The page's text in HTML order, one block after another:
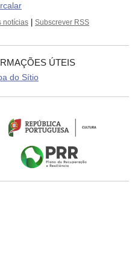
notícias Subscrever RSS
ÚTEIS
do Sítio